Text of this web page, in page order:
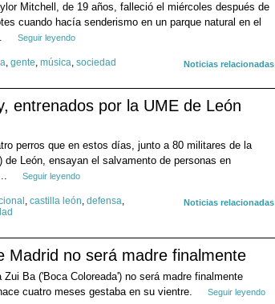
Mitchell, de 19 años, falleció el miércoles después de
cuando hacía senderismo en un parque natural en el
Seguir leyendo
Noticias relacionadas
, gente, música, sociedad
entrenados por la UME de León
perros que en estos días, junto a 80 militares de la
de León, ensayan el salvamento de personas en
Seguir leyendo
Noticias relacionadas
, castilla león, defensa,
Madrid no será madre finalmente
Ba ('Boca Coloreada') no será madre finalmente
cuatro meses gestaba en su vientre.
Seguir leyendo